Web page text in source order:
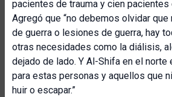
pacientes de trauma y cien pacientes
Agregó que “no debemos olvidar que
de guerra o lesiones de guerra, hay
otras necesidades como la diálisis,
dejado de lado. Y Al-Shifa en el norte
para estas personas y aquellos que
huir o escapar.”